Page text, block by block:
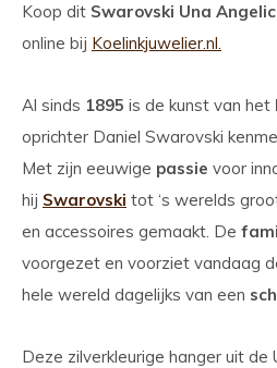
Koop dit Swarovski Una
online bij Koelinkjuwelier.nl.
Al sinds 1895 is de kunst van het
oprichter Daniel Swarovski
Met zijn eeuwige passie voor
hij Swarovski tot ‘s werelds
en accessoires gemaakt. De
voorgezet en voorziet vandaag
hele wereld dagelijks van een
Deze zilverkleurige hanger uit de